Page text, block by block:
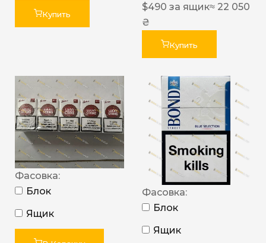
Купить
$490 за ящик≈ 22 050
₴
Купить
Фасовка:
Блок
Ящик
Фасовка:
Блок
Ящик